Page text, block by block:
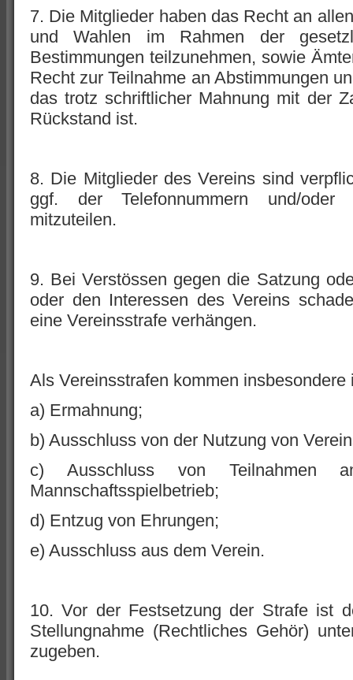
7. Die Mitglieder haben das Recht an
und Wahlen im Rahmen der
Bestimmungen teilzunehmen, sowie
Recht zur Teilnahme an Abstimmungen
das trotz schriftlicher Mahnung mit der
Rückstand ist.
8. Die Mitglieder des Vereins sind
ggf. der Telefonnummern und/oder
mitzuteilen.
9. Bei Verstössen gegen die Satzung
oder den Interessen des Vereins
eine Vereinsstrafe verhängen.
Als Vereinsstrafen kommen insbesondere
a) Ermahnung;
b) Ausschluss von der Nutzung von
c) Ausschluss von Teilnahmen
Mannschaftsspielbetrieb;
d) Entzug von Ehrungen;
e) Ausschluss aus dem Verein.
10. Vor der Festsetzung der Strafe ist
Stellungnahme (Rechtliches Gehör)
zugeben.